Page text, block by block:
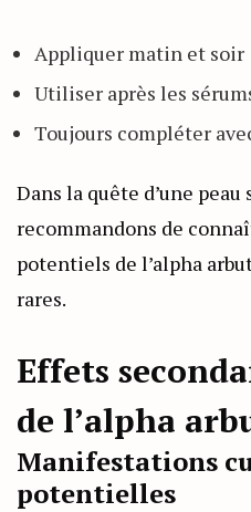
Appliquer matin et soir
Utiliser après les
Toujours compléter
Dans la quête d’une peau
recommandons de
potentiels de l’alpha
rares.
Effets
de l’alpha
Manifestations
potentielles